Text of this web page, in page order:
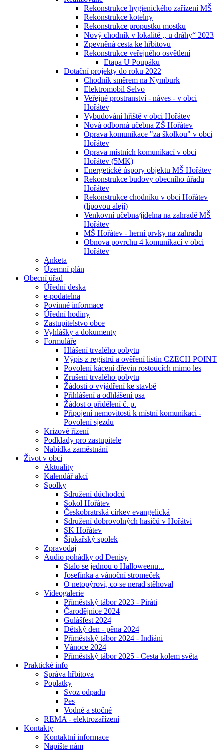
Rekonstrukce hygienického zařízení MŠ
Rekonstrukce kotelny
Rekonstrukce propustku mostku
Nový chodník v lokalitě ,, u dráhy“ 2023
Zpevněná cesta ke hřbitovu
Rekonstrukce veřejného osvětlení
Etapa U Poupáku
Dotační projekty do roku 2022
Chodník směrem na Nymburk
Elektromobil Selvo
Veřejné prostranství - náves - v obci
Hořátev
Vybudování hřiště v obci Hořátev
Nová odborná učebna ZŠ Hořátev
Oprava komunikace "za školkou" v obci
Hořátev
Oprava místních komunikací v obci
Hořátev (5MK)
Energetické úspory objektu MŠ Hořátev
Rekonstrukce budovy obecního úřadu
Hořátev
Rekonstrukce chodníku v obci Hořátev
(lipovou alejí)
Venkovní učebna⁄jídelna na zahradě MŠ
Hořátev
MŠ Hořátev - herní prvky na zahradu
Obnova povrchu 4 komunikací v obci
Hořátev
Anketa
Územní plán
Obecní úřad
Úřední deska
e-podatelna
Povinné informace
Úřední hodiny
Zastupitelstvo obce
Vyhlášky a dokumenty
Formuláře
Hlášení trvalého pobytu
Výpis z registrů a ověření listin CZECH POINT
Povolení kácení dřevin rostoucích mimo les
Zrušení trvalého pobytu
Žádosti o vyjádření ke stavbě
Přihlášení a odhlášení psa
Žádost o přidělení č. p.
Připojení nemovitosti k místní komunikaci -
Povolení sjezdu
Krizové řízení
Podklady pro zastupitele
Nabídka zaměstnání
Život v obci
Aktuality
Kalendář akcí
Spolky
Sdružení důchodců
Sokol Hořátev
Českobratrská církev evangelická
Sdružení dobrovolných hasičů v Hořátvi
SK Hořátev
Šipkařský spolek
Zpravodaj
Audio pohádky od Denisy
Stalo se jednou o Halloweenu...
Josefínka a vánoční stromeček
O netopýrovi, co se nerad stěhoval
Videogalerie
Příměstský tábor 2023 - Piráti
Čarodějnice 2024
Gulášfest 2024
Dětský den - pěna 2024
Příměstský tábor 2024 - Indiáni
Vánoce 2024
Příměstský tábor 2025 - Cesta kolem světa
Praktické info
Správa hřbitova
Poplatky
Svoz odpadu
Pes
Vodné a stočné
REMA - elektrozařízení
Kontakty
Kontaktní informace
Napište nám